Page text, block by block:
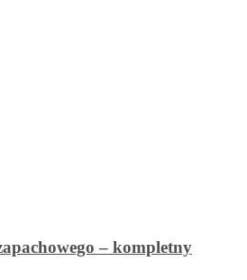
– kompletny